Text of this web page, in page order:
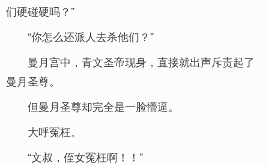
们硬碰硬吗？”
“你怎么还派人去杀他们？”
曼月宫中，青文圣帝现身，直接就出声斥责起了
曼月圣尊。
但曼月圣尊却完全是一脸懵逼。
大呼冤枉。
“文叔，侄女冤枉啊！！”